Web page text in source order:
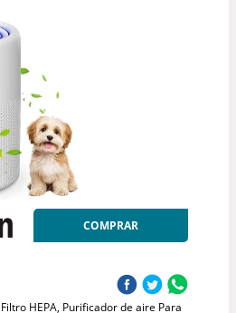
COMPRAR
HEPA, Purificador de aire Para